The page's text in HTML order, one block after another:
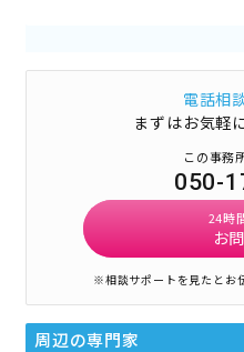
電話相
まずはお気軽
この事務
050-
24時
お
※相談サポートを見たとお
周辺の専門家